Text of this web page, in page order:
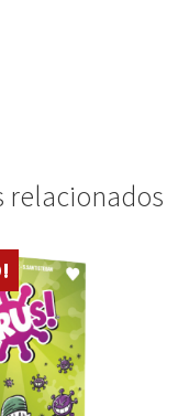
relacionados